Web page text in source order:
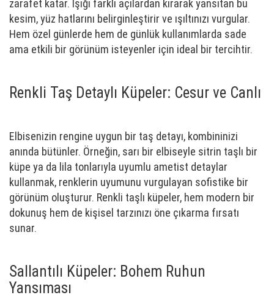
zarafet katar. Işığı farklı açılardan kırarak yansıtan bu
kesim, yüz hatlarını belirginleştirir ve ışıltınızı vurgular.
Hem özel günlerde hem de günlük kullanımlarda sade
ama etkili bir görünüm isteyenler için ideal bir tercihtir.
Renkli Taş Detaylı Küpeler: Cesur ve Canlı
Elbisenizin rengine uygun bir taş detayı, kombininizi
anında bütünler. Örneğin, sarı bir elbiseyle sitrin taşlı bir
küpe ya da lila tonlarıyla uyumlu ametist detaylar
kullanmak, renklerin uyumunu vurgulayan sofistike bir
görünüm oluşturur. Renkli taşlı küpeler, hem modern bir
dokunuş hem de kişisel tarzınızı öne çıkarma fırsatı
sunar.
Sallantılı Küpeler: Bohem Ruhun
Yansıması